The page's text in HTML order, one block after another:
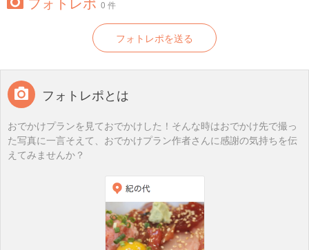
0 件
フォトレポを送る
フォトレポとは
おでかけプランを見ておでかけした！そんな時はおでかけ先で撮っ
た写真に一言そえて、おでかけプラン作者さんに感謝の気持ちを伝
えてみませんか？